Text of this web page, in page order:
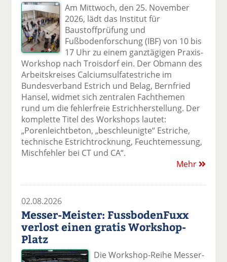
Am Mittwoch, den 25. November
2026, lädt das Institut für
Baustoffprüfung und
Fußbodenforschung (IBF) von 10 bis
17 Uhr zu einem ganztägigen Praxis-
Workshop nach Troisdorf ein. Der Obmann des
Arbeitskreises Calciumsulfatestriche im
Bundesverband Estrich und Belag, Bernfried
Hansel, widmet sich zentralen Fachthemen
rund um die fehlerfreie Estrichherstellung. Der
komplette Titel des Workshops lautet:
„Porenleichtbeton, „beschleunigte“ Estriche,
technische Estrichtrocknung, Feuchtemessung,
Mischfehler bei CT und CA“.
Mehr
02.08.2026
Messer-Meister: FussbodenFuxx
verlost einen gratis Workshop-
Platz
Die Workshop-Reihe Messer-